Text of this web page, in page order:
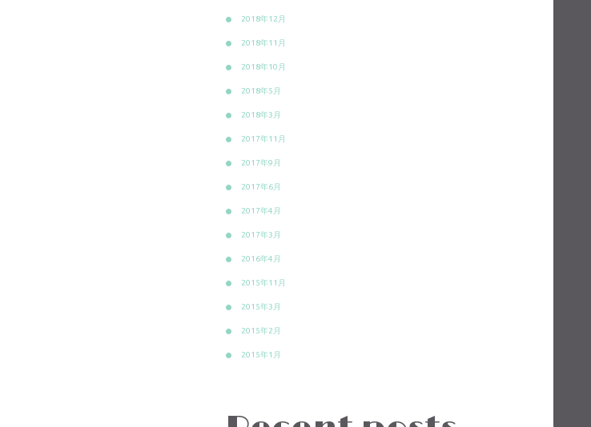
2018年12月
2018年11月
2018年10月
2018年5月
2018年3月
2017年11月
2017年9月
2017年6月
2017年4月
2017年3月
2016年4月
2015年11月
2015年3月
2015年2月
2015年1月